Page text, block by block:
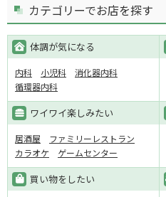
カテゴリーでお店を探す
体調が気になる
内科 小児科
消化器内科
循環器内科
ワイワイ楽しみたい
居酒屋
ファミリーレストラン
カラオケ
ゲームセンター
買い物をしたい